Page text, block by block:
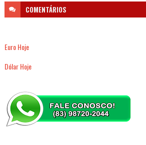
COMENTÁRIOS
Euro Hoje
Dólar Hoje